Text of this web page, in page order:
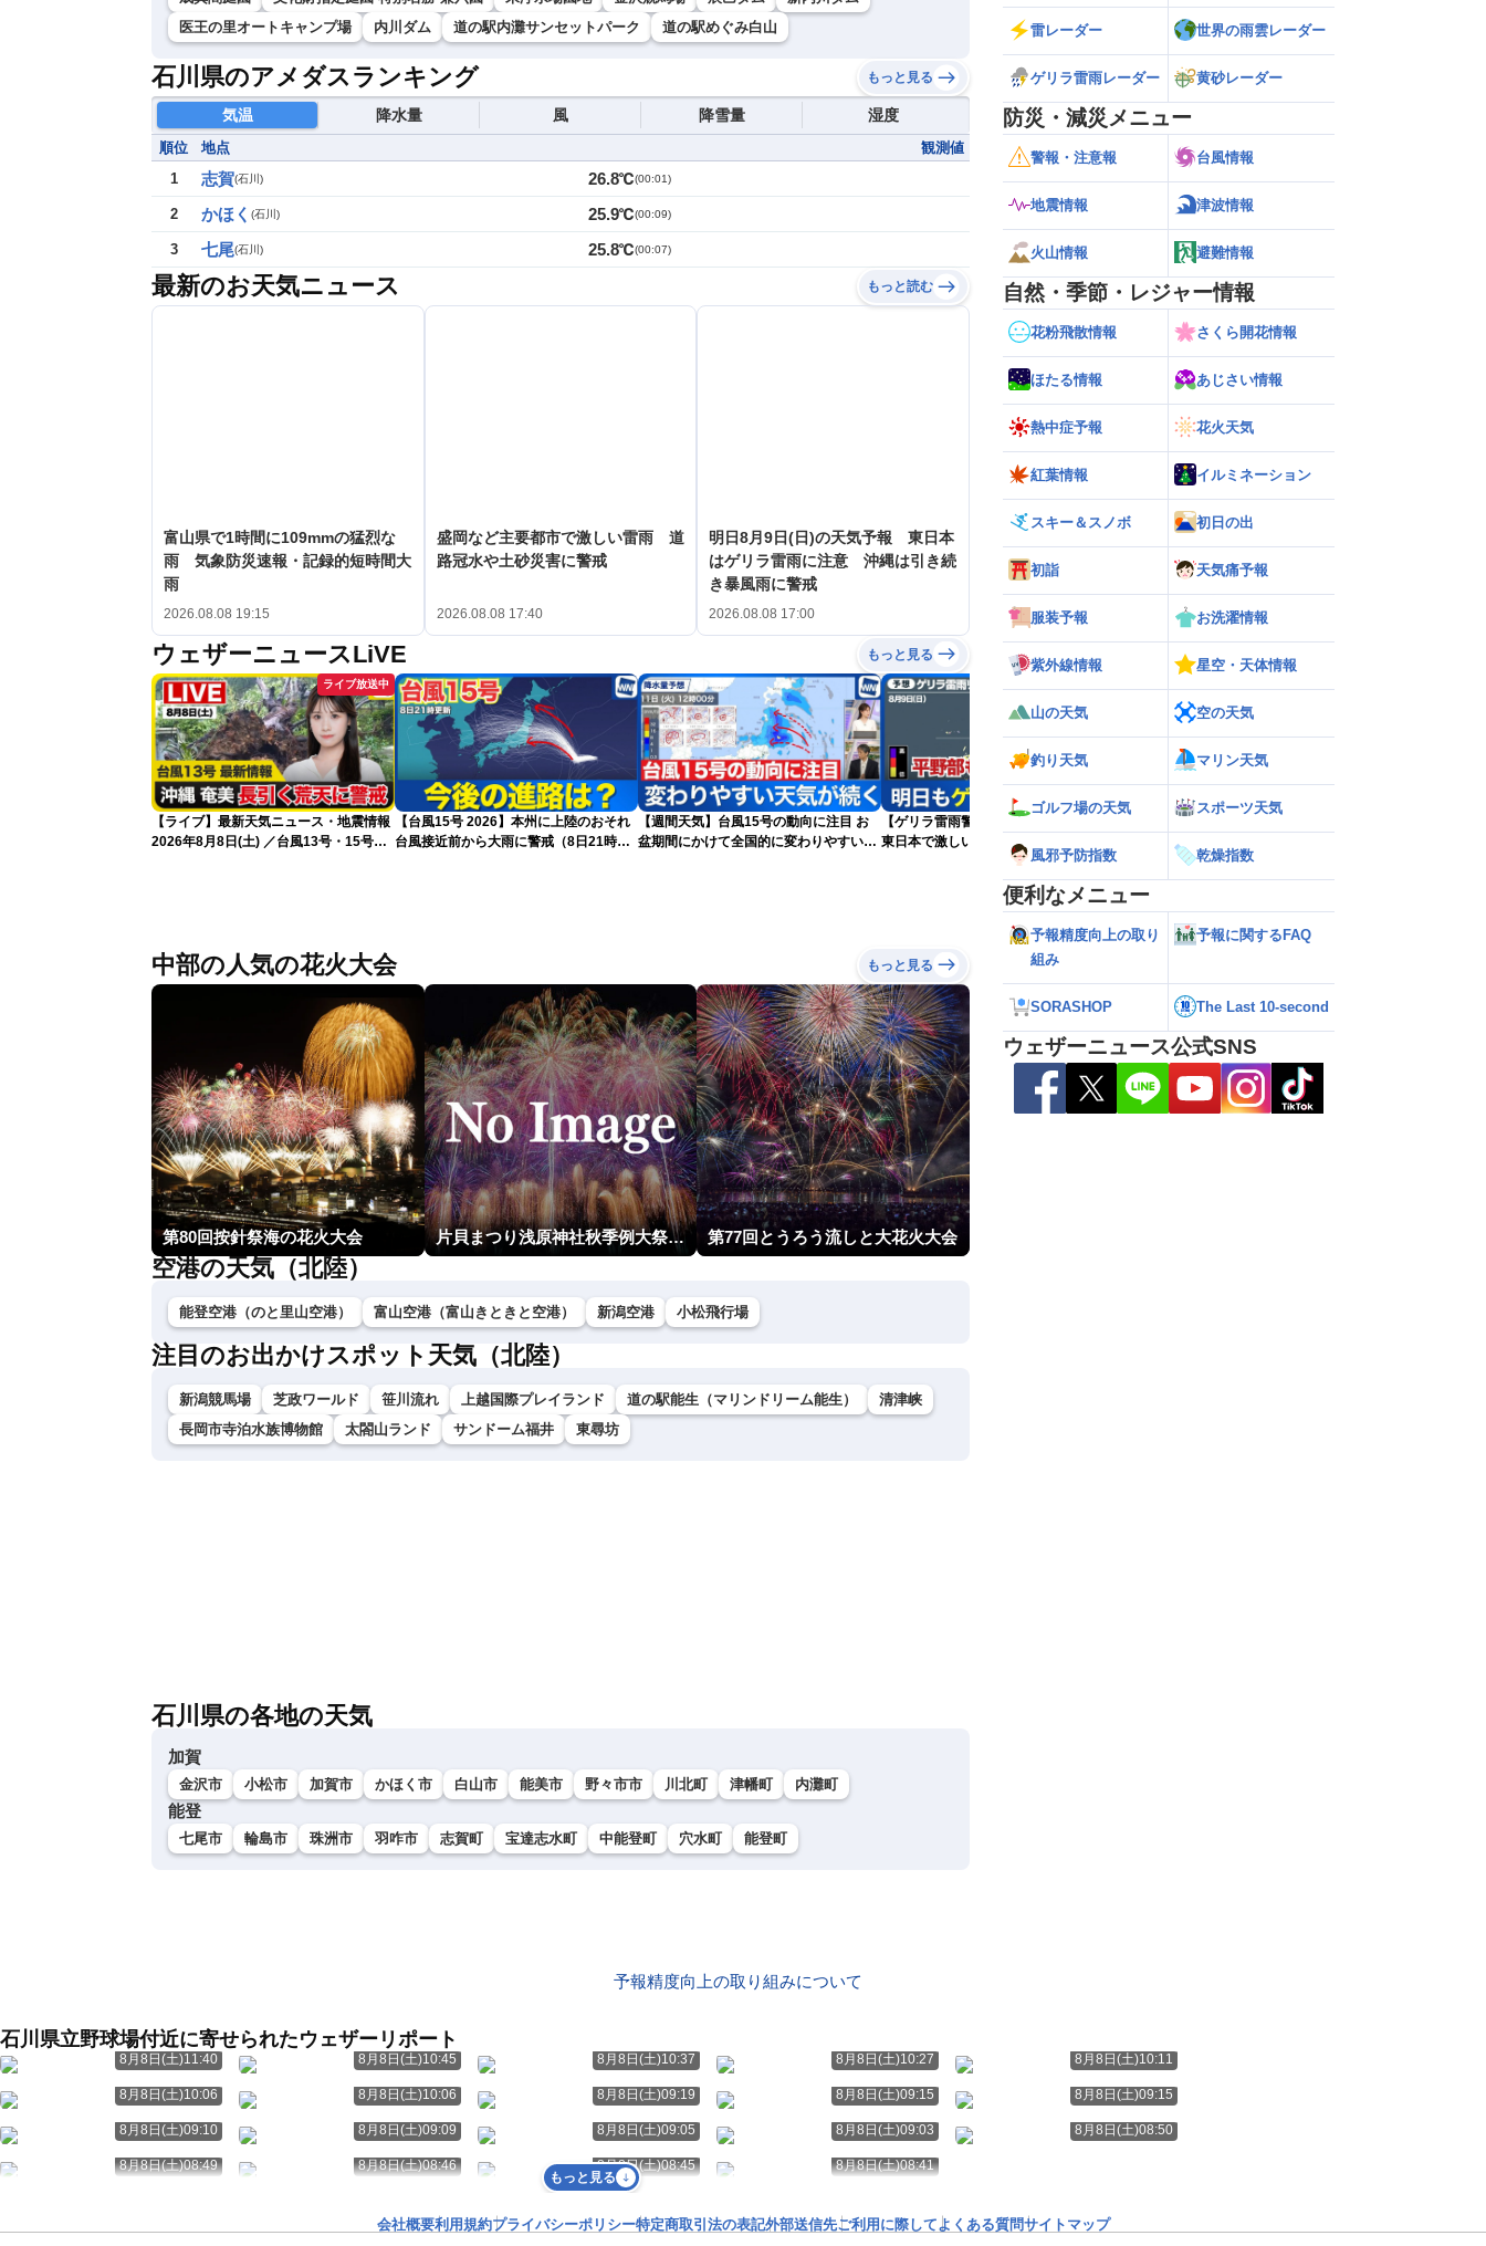
医王の里オートキャンプ場
内川ダム 道の駅内灘サンセットパーク 道の駅めぐみ白山
石川県のアメダスランキング もっと見る
気温 降水量 風 降雪量 湿度
順位 地点
観測値
1
志賀(石川 ) 26.8℃(00:01)
2 かほく (石川 ) 25.9℃(00:09)
3 七尾(石川 ) 25.8℃(00:07)
最新のお天気ニュース もっと読む
富山県で1時間に109mmの猛烈な
雨 気象防災速報・記録的短時間大
雨
2026.08.08 19:15
盛岡など主要都市で激しい雷雨 道
路冠水や土砂災害に警戒
2026.08.08 17:40
明日8月9日(日)の天気予報 東日本
はゲリラ雷雨に注意 沖縄は引き続
き暴風雨に警戒
2026.08.08 17:00
ウェザーニュースLiVE もっと見る
ライブ放送中
【ライブ】最新天気ニュース・地震情報
2026年8月8日(土) ／台風13号・15号
【台風15号 2026】本州に上陸のおそれ
台風接近前から大雨に警戒（8日21時更
【週間天気】台風15号の動向に注目 お
盆期間にかけて全国的に変わりやすい天
【ゲリラ雷雨警戒】あす9日(日)も東北や
東日本で激しい雷雨のおそれ 午前中から
【台風15号】進路に複雑な変化・東北上
陸の可能性と西日本へ影響拡大の不確実
中部の人気の花火大会 もっと見る
第80回按針祭海の花火大会 片貝まつり浅原神社秋季例大祭奉納大煙火 第77回とうろう流しと大花火大会
空港の天気（北陸）
能登空港（のと里山空港） 富山空港（富山きときと空港） 新潟空港 小松飛行場
注目のお出かけスポット天気（北陸）
新潟競馬場 芝政ワールド 笹川流れ 上越国際プレイランド 道の駅能生（マリンドリーム能生）
清津峡
長岡市寺泊水族博物館
太閤山ランド サンドーム福井 東尋坊
石川県の各地の天気
加賀
金沢市 小松市 加賀市 かほく市 白山市 能美市 野々市市 川北町 津幡町 内灘町
能登
七尾市 輪島市 珠洲市 羽咋市 志賀町 宝達志水町 中能登町 穴水町 能登町
雷レーダー 世界の雨雲レーダー
ゲリラ雷雨レーダー 黄砂レーダー
防災・減災メニュー
警報・注意報 台風情報
地震情報 津波情報
火山情報 避難情報
自然・季節・レジャー情報
花粉飛散情報 さくら開花情報
ほたる情報 あじさい情報
熱中症予報 花火天気
紅葉情報 イルミネーション
スキー＆スノボ 初日の出
初詣 天気痛予報
服装予報 お洗濯情報
紫外線情報 星空・天体情報
山の天気 空の天気
釣り天気 マリン天気
ゴルフ場の天気 スポーツ天気
風邪予防指数 乾燥指数
便利なメニュー
予報精度向上の取り
組み
予報に関するFAQ
SORASHOP The Last 10-second
ウェザーニュース公式SNS
予報精度向上の取り組みについて
石川県立野球場付近に寄せられたウェザーリポート
8月8日(土)11:40 8月8日(土)10:45 8月8日(土)10:37 8月8日(土)10:27 8月8日(土)10:11
8月8日(土)10:06 8月8日(土)10:06 8月8日(土)09:19 8月8日(土)09:15 8月8日(土)09:15
8月8日(土)09:10 8月8日(土)09:09 8月8日(土)09:05 8月8日(土)09:03 8月8日(土)08:50
8月8日(土)08:49 8月8日(土)08:46 8月8日(土)08:45 8月8日(土)08:41
もっと見る
会社概要利用規約プライバシーポリシー特定商取引法の表記外部送信先ご利用に際してよくある質問サイトマップ